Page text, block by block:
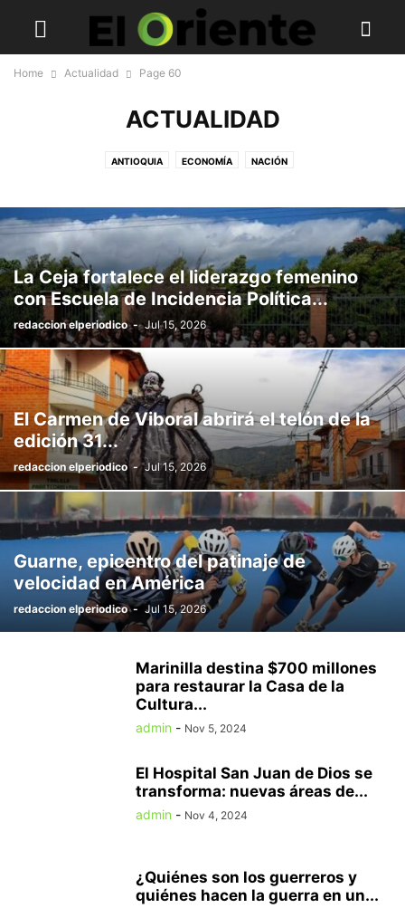
Home Actualidad Page 60
ACTUALIDAD
ANTIOQUIA ECONOMÍA NACIÓN
La Ceja fortalece el liderazgo femenino
con Escuela de Incidencia Política...
redaccion elperiodico - Jul 15, 2026
El Carmen de Viboral abrirá el telón de la
edición 31...
redaccion elperiodico - Jul 15, 2026
Guarne, epicentro del patinaje de
velocidad en América
redaccion elperiodico - Jul 15, 2026
Marinilla destina $700 millones
para restaurar la Casa de la
Cultura...
admin - Nov 5, 2024
El Hospital San Juan de Dios se
transforma: nuevas áreas de...
admin - Nov 4, 2024
¿Quiénes son los guerreros y
quiénes hacen la guerra en un...